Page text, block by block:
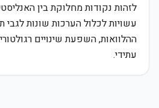
לזהות נקודות מחלוקת בין
עשויות לכלול הערכות שונות לגבי
ההלוואות, השפעת שינויים
עתידי.